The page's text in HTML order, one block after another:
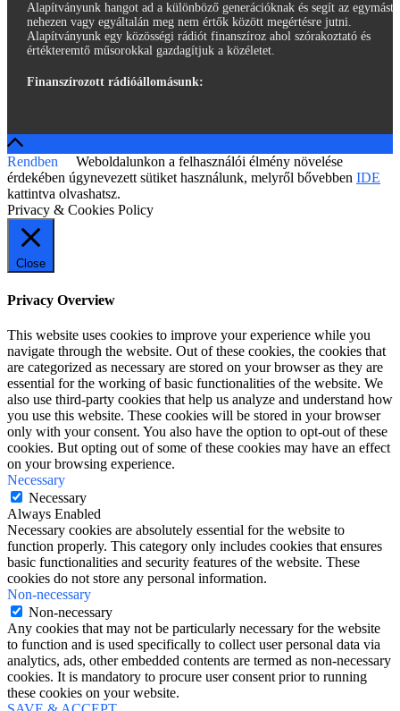
Alapítványunk hangot ad a különböző generációknak és segít az egymást
nehezen vagy egyáltalán meg nem értők között megértésre jutni.
Alapítványunk egy közösségi rádiót finanszíroz ahol szórakoztató és
értékteremtő műsorokkal gazdagítjuk a közéletet.
Finanszírozott rádióállomásunk:
Rendben Weboldalunkon a felhasználói élmény növelése
érdekében úgynevezett sütiket használunk, melyről bővebben IDE
kattintva olvashatsz.
Privacy & Cookies Policy
Close
Privacy Overview
This website uses cookies to improve your experience while you
navigate through the website. Out of these cookies, the cookies that
are categorized as necessary are stored on your browser as they are
essential for the working of basic functionalities of the website. We
also use third-party cookies that help us analyze and understand how
you use this website. These cookies will be stored in your browser
only with your consent. You also have the option to opt-out of these
cookies. But opting out of some of these cookies may have an effect
on your browsing experience.
Necessary
Necessary
Always Enabled
Necessary cookies are absolutely essential for the website to
function properly. This category only includes cookies that ensures
basic functionalities and security features of the website. These
cookies do not store any personal information.
Non-necessary
Non-necessary
Any cookies that may not be particularly necessary for the website
to function and is used specifically to collect user personal data via
analytics, ads, other embedded contents are termed as non-necessary
cookies. It is mandatory to procure user consent prior to running
these cookies on your website.